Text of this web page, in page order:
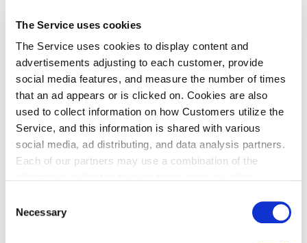
The Service uses cookies
The Service uses cookies to display content and
advertisements adjusting to each customer, provide
social media features, and measure the number of times
that an ad appears or is clicked on. Cookies are also
used to collect information on how Customers utilize the
Service, and this information is shared with various
social media, ad distributing, and data analysis partners.
Each of our partners may use a combination of the
well as other information collected by our partners when
Please see
Selection
Necessary